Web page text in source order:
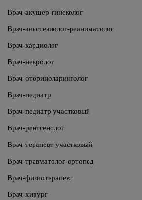
Врач-акушер-гинеколог
Врач-анестезиолог-реаниматолог
Врач-кардиолог
Врач-невролог
Врач-оториноларинголог
Врач-педиатр
Врач-педиатр участковый
Врач-рентгенолог
Врач-терапевт участковый
Врач-травматолог-ортопед
Врач-физиотерапевт
Врач-хирург